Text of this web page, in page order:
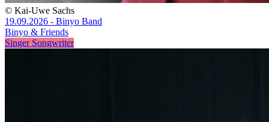
© Kai-Uwe Sachs
19.09.2026 - Binyo Band
Binyo & Friends
Singer Songwriter